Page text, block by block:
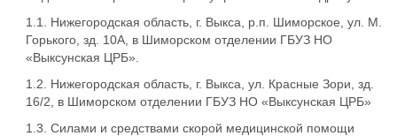
1.1. Нижегородская область, г. Выкса, р.п. Шиморское, ул. М.
Горького, зд. 10А, в Шиморском отделении ГБУЗ НО
«Выксунская ЦРБ».
1.2. Нижегородская область, г. Выкса, ул. Красные Зори, зд.
16/2, в Шиморском отделении ГБУЗ НО «Выксунская ЦРБ»
1.3. Силами и средствами скорой медицинской помощи